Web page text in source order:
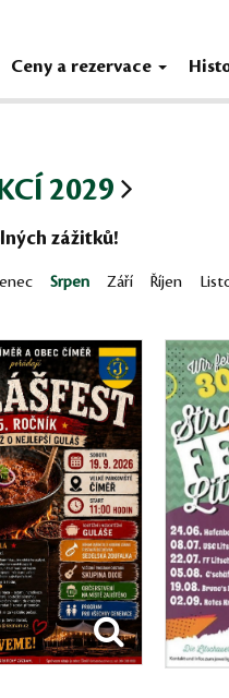
Ceny a rezervace
2029
zážitků!
Srpen Září Říjen